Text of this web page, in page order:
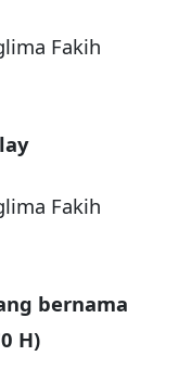
Fakih
Fakih
bernama
H)